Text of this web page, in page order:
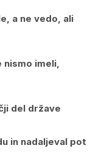
a ne vedo, ali
imeli,
del države
in nadaljeval pot